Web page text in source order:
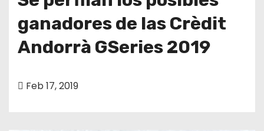
ganadores de las Crèdit
Andorrà GSeries 2019
Feb 17, 2019